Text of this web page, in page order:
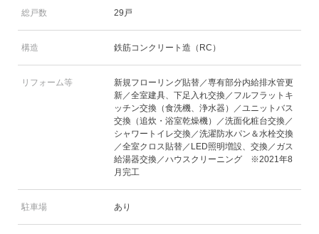
総戸数 29戸
構造 鉄筋コンクリート造（RC）
リフォーム等
新規フローリング貼替／専有部分内給排水管更
新／全室建具、下足入れ交換／フルフラットキ
ッチン交換（食洗機、浄水器）／ユニットバス
交換（追炊・浴室乾燥機）／洗面化粧台交換／
シャワートイレ交換／洗濯防水パン＆水栓交換
／全室クロス貼替／LED照明増設、交換／ガス
給湯器交換／ハウスクリーニング ※2021年8
月完工
駐車場 あり